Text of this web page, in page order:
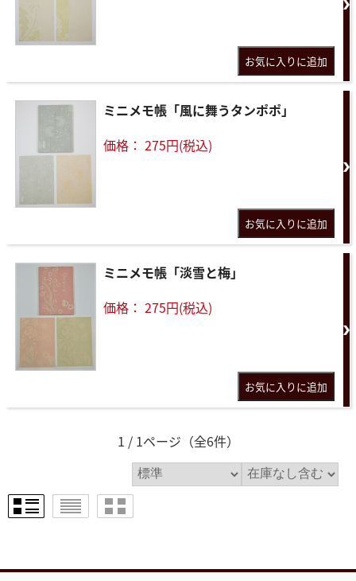
ミニメモ帳「風に舞うタンポポ」
価格： 275円(税込)
ミニメモ帳「淡雪と梅」
価格： 275円(税込)
1 / 1ページ （全6件）